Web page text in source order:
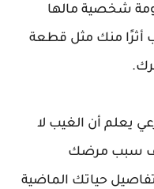
شخصية مالها
أثرًا منك مثل قطعة
يعلم أن الغيب لا
سبب مرضك
حياتك الماضية